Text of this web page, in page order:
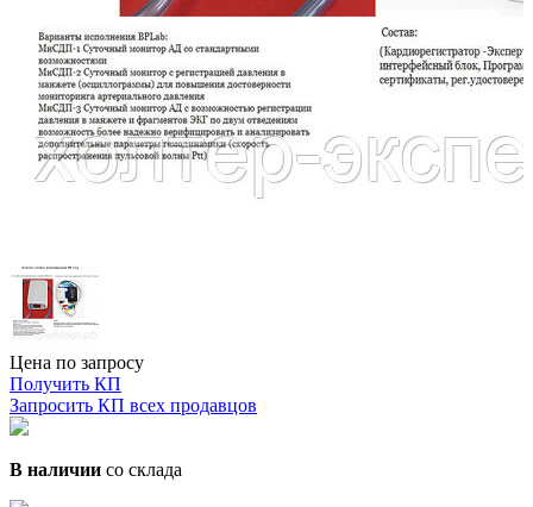
Цена по запросу
Получить КП
Запросить КП всех продавцов
В наличии со склада